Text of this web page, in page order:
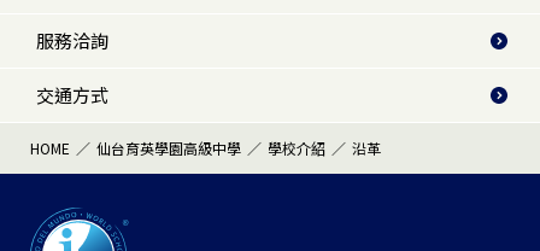
服務洽詢
交通方式
HOME 仙台育英學園高級中學 學校介紹 沿革